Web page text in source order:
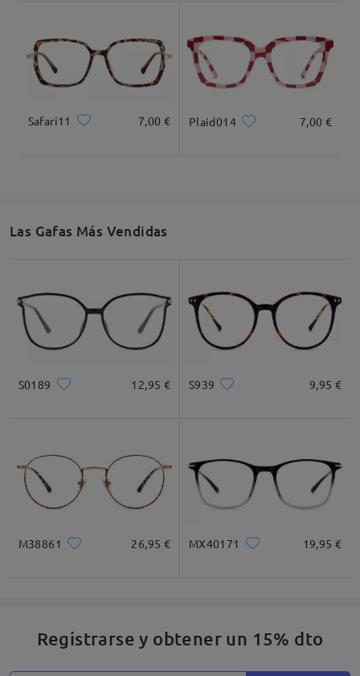
Ancho Total Longitud de Patillas
Recomendación de Rostro
* Solo Para Referencia
Descripción del Producto
Safari11 7,00 € Plaid014 7,00 €
Las Gafas Más Vendidas
S0189 12,95 € S939 9,95 €
M38861 26,95 € MX40171 19,95 €
Registrarse y obtener un 15% dto